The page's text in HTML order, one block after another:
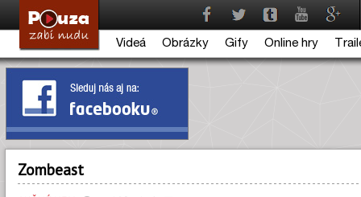
Videá Obrázky Gify Online hry
Zombeast